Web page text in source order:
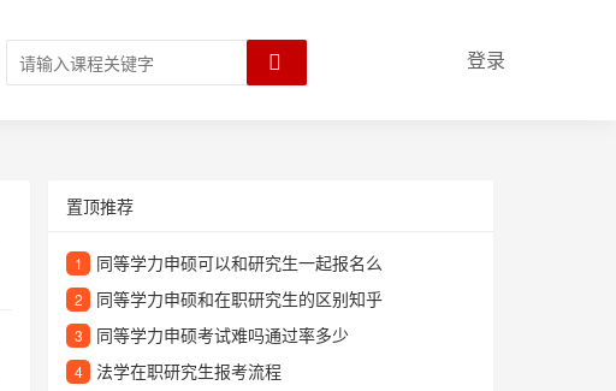
登录
置顶推荐
1 同等学力申硕可以和研究生一起报名么
2 同等学力申硕和在职研究生的区别知乎
3 同等学力申硕考试难吗通过率多少
4 法学在职研究生报考流程